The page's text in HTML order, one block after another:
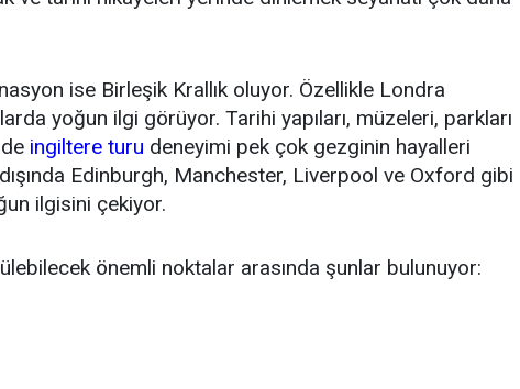
ise Birleşik Krallık oluyor. Özellikle Londra
yoğun ilgi görüyor. Tarihi yapıları, müzeleri, parkları
ingiltere turu deneyimi pek çok gezginin hayalleri
Edinburgh, Manchester, Liverpool ve Oxford gibi
ilgisini çekiyor.
önemli noktalar arasında şunlar bulunuyor: